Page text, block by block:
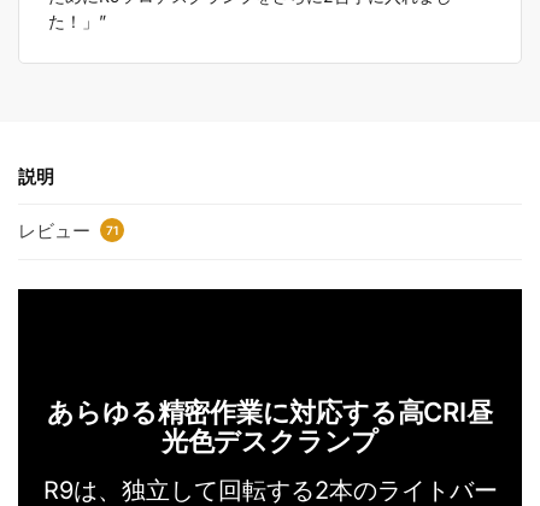
た！」”
説明
レビュー 71
あらゆる精密作業に対応する高CRI昼
光色デスクランプ
R9は、独立して回転する2本のライトバー